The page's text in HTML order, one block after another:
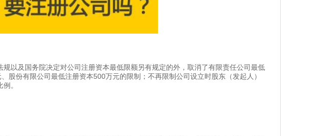
及国务院决定对公司注册资本最低限额另有规定的外，取消了有限责任公司最低
股份有限公司最低注册资本500万元的限制；不再限制公司设立时股东（发起人）
。